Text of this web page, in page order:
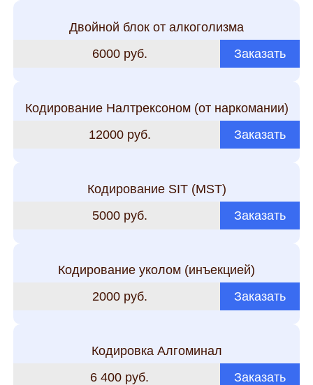
Двойной блок от алкоголизма
6000 руб.
Заказать
Кодирование Налтрексоном (от наркомании)
12000 руб.
Заказать
Кодирование SIT (MST)
5000 руб.
Заказать
Кодирование уколом (инъекцией)
2000 руб.
Заказать
Кодировка Алгоминал
6 400 руб.
Заказать